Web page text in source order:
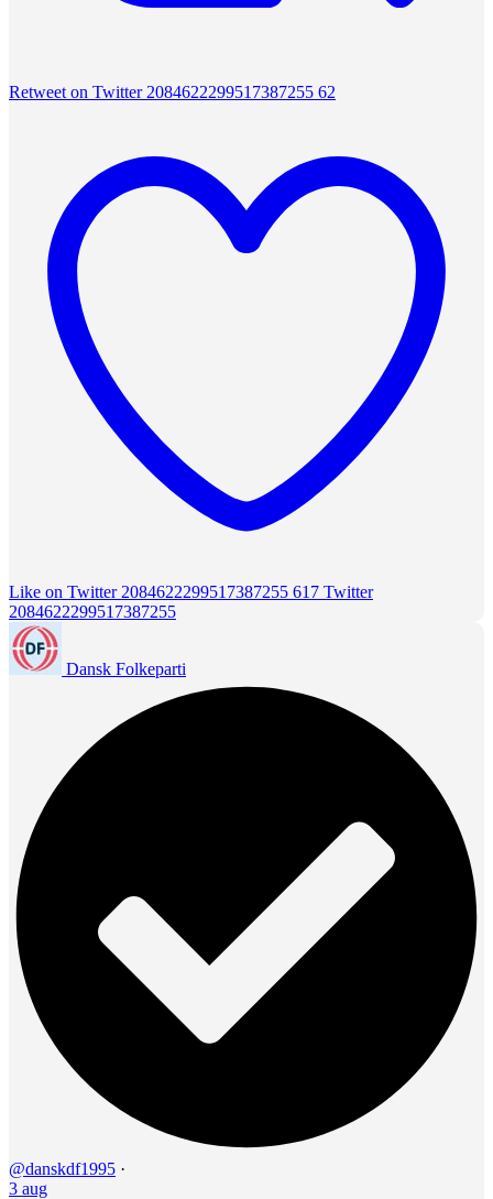
Retweet on Twitter 2084622299517387255 62
Like on Twitter 2084622299517387255 617 Twitter
2084622299517387255
Dansk Folkeparti
@danskdf1995 ·
3 aug